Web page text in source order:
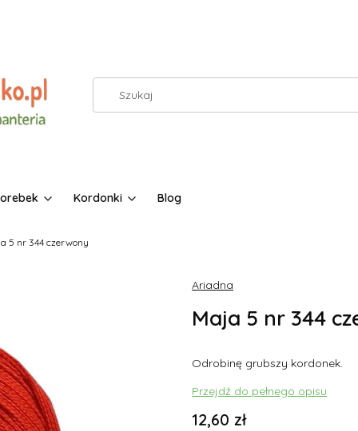
Kordonki Blog
5 nr 344 czerwony
Ariadna
Maja 5 nr 344
Odrobinę grubszy kordonek.
Przejdź do pełnego opisu
Cena
12,60 zł